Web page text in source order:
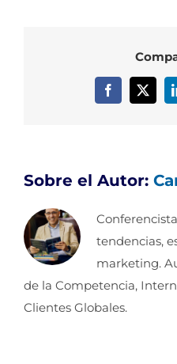
Facebook
X
Sobre el Autor:
tendencias,
marketing.
de la Competencia,
Clientes Globales.